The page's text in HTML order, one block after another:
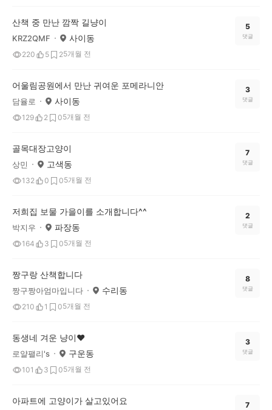
산책 중 만난 깜짝 길냥이
KRZ2QMF 사이동
220 5 25개월 전
5
댓글
어울림공원에서 만난 귀여운 포메라니안
담율로 사이동
129 2 05개월 전
3
댓글
골목대장고양이
상민 고색동
132 0 05개월 전
7
댓글
저희집 보물 가을이를 소개합니다^^
박지우 파장동
164 3 05개월 전
2
댓글
짱구랑 산책합니다
짱구짱아엄마입니다 수리동
210 1 05개월 전
8
댓글
동생네 겨운 냥이❤
로얄팰리's 구운동
101 3 05개월 전
3
댓글
아파트에 고양이가 살고있어요 7